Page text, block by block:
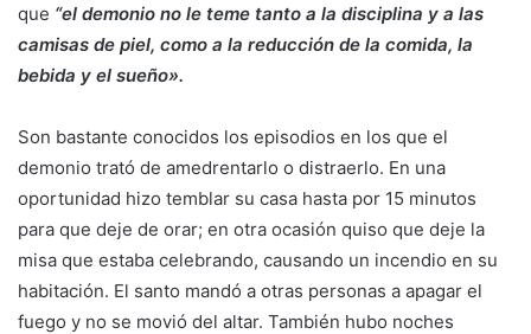
que “el demonio no le teme tanto a la disciplina y a las
camisas de piel, como a la reducción de la comida, la
bebida y el sueño».
Son bastante conocidos los episodios en los que el
demonio trató de amedrentarlo o distraerlo. En una
oportunidad hizo temblar su casa hasta por 15 minutos
para que deje de orar; en otra ocasión quiso que deje la
misa que estaba celebrando, causando un incendio en su
habitación. El santo mandó a otras personas a apagar el
fuego y no se movió del altar. También hubo noches